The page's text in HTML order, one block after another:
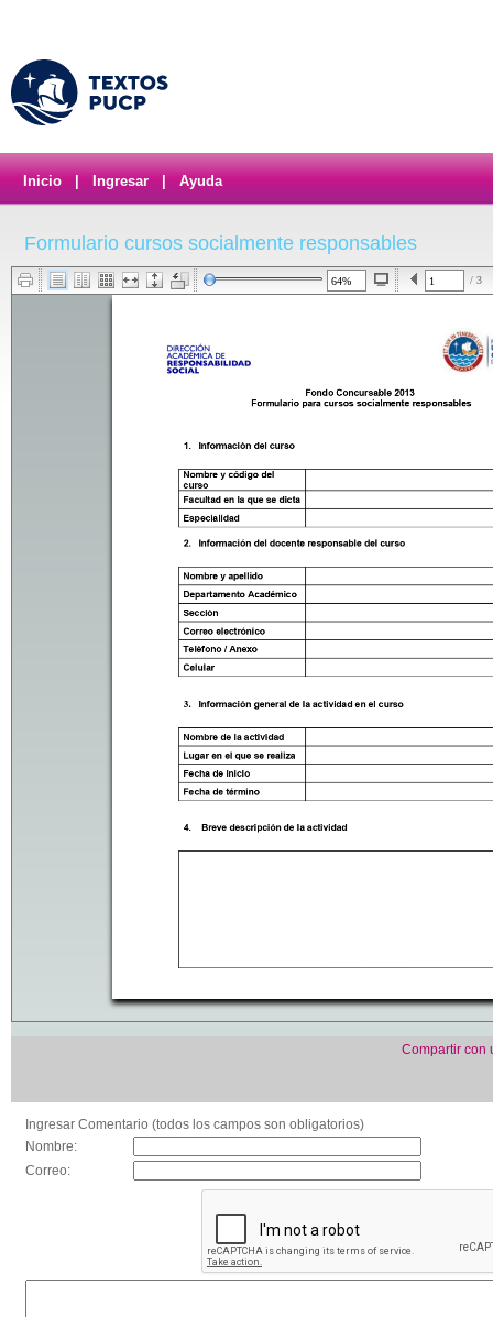
Inicio Ingresar Ayuda
Formulario cursos socialmente responsables
/ 3
Compartir con
Ingresar Comentario (todos los campos son obligatorios)
Nombre:
Correo: